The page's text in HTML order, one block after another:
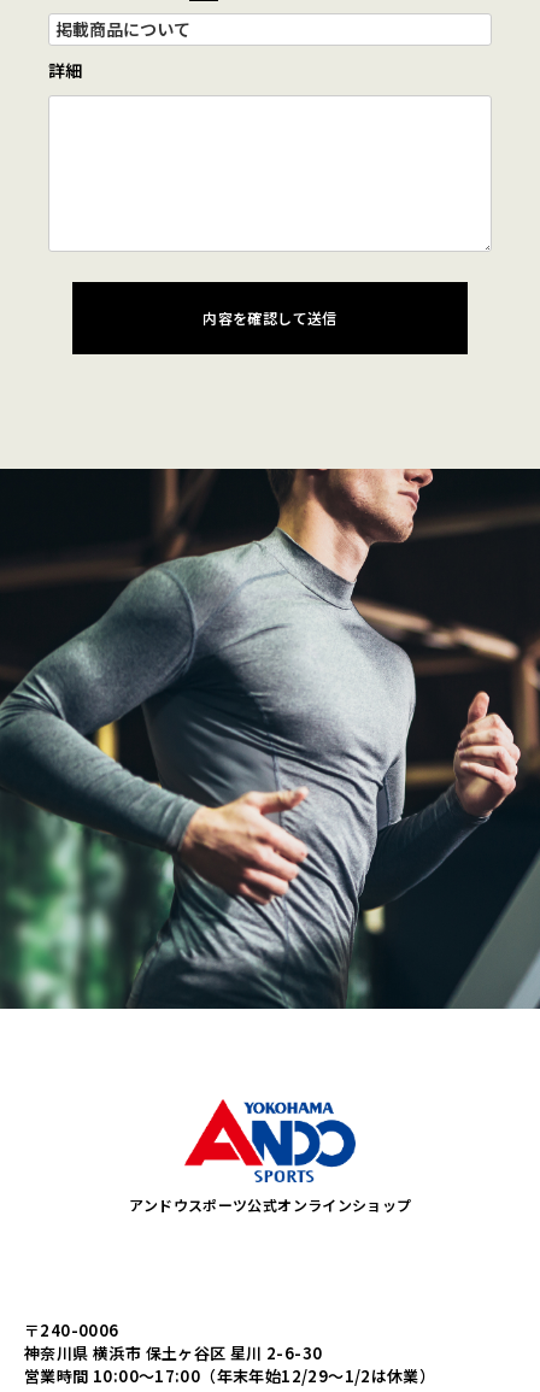
詳細
アンドウスポーツ公式オンラインショップ
〒240-0006
神奈川県 横浜市 保土ヶ谷区 星川 2-6-30
営業時間 10:00～17:00（年末年始12/29～1/2は休業）